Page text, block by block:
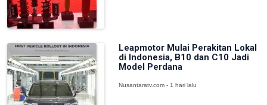
Leapmotor Mulai Perakitan Lokal
di Indonesia, B10 dan C10 Jadi
Model Perdana
Nusantaratv.com - 1 hari lalu